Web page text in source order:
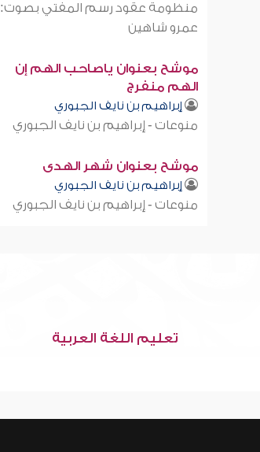
منظومة عقود رسم المفتي بصوت:
عمرو شاهين
موشح بعنوان ياصاحب الهم إن
الهم منفرج
إبراهيم بن نايف الجبوري
منوعات - إبراهيم بن نايف الجبوري
موشح بعنوان شهر الهدى
إبراهيم بن نايف الجبوري
منوعات - إبراهيم بن نايف الجبوري
تعليم اللغة العربية